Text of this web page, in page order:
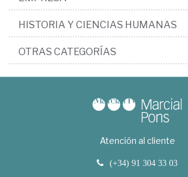
HISTORIA Y CIENCIAS HUMANAS
OTRAS CATEGORÍAS
Atención al cliente
(+34) 91 304 33 03